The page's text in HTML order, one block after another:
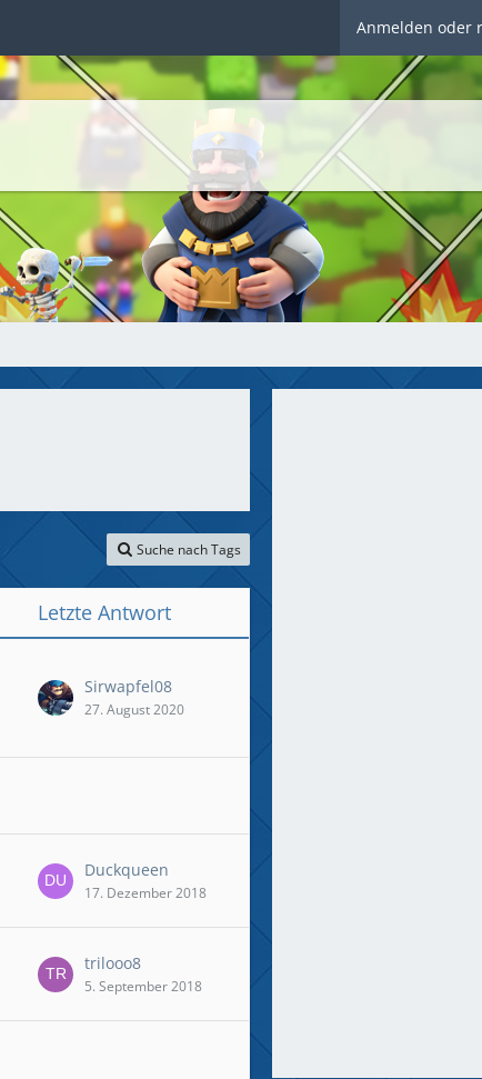
Anmelden oder
Suche nach Tags
Letzte Antwort
Sirwapfel08
27. August 2020
Duckqueen
17. Dezember 2018
trilooo8
5. September 2018